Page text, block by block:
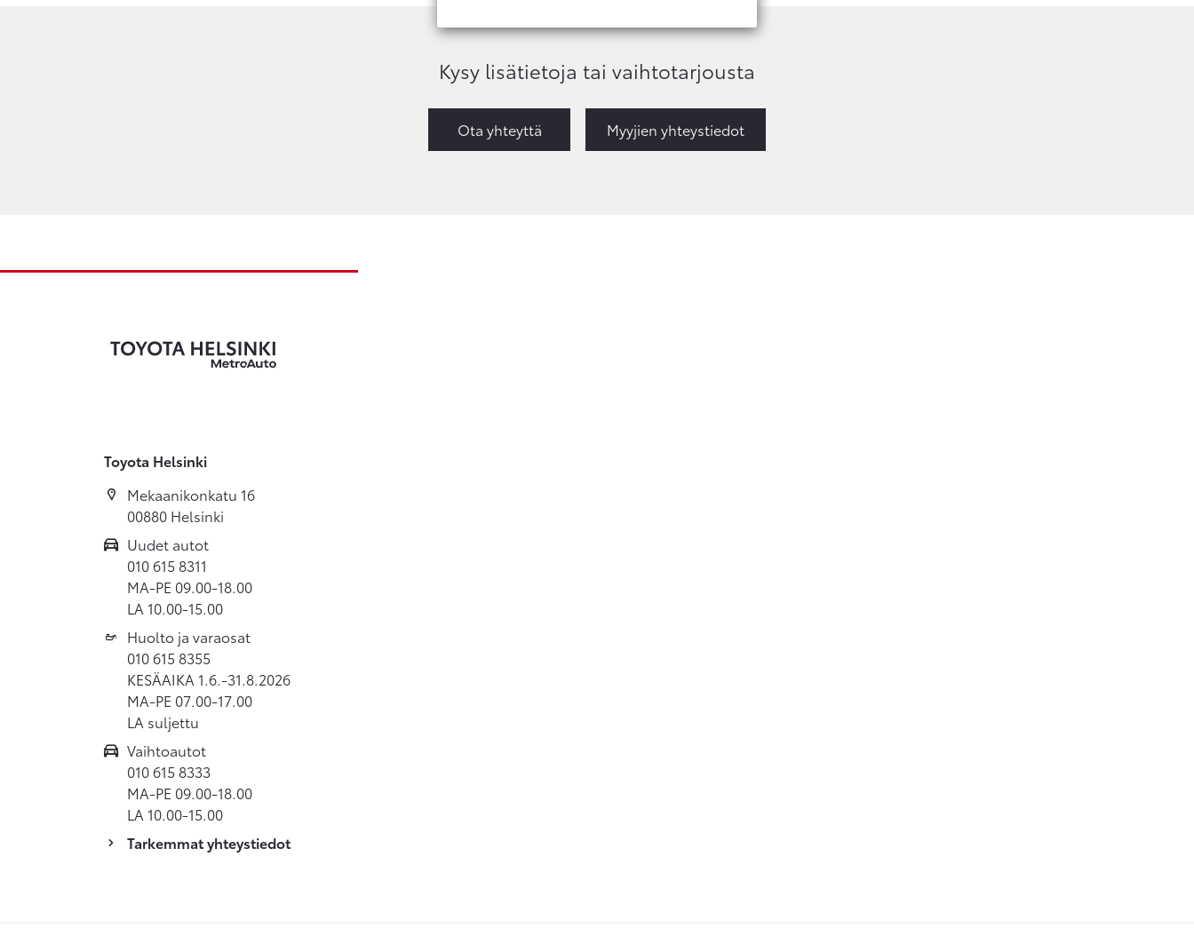
Kysy lisätietoja tai vaihtotarjousta
Ota yhteyttä Myyjien yhteystiedot
Toyota Helsinki
Mekaanikonkatu 16
00880 Helsinki
Uudet autot
010 615 8311
MA-PE 09.00-18.00
LA 10.00-15.00
Huolto ja varaosat
010 615 8355
KESÄAIKA 1.6.-31.8.2026
MA-PE 07.00-17.00
LA suljettu
Vaihtoautot
010 615 8333
MA-PE 09.00-18.00
LA 10.00-15.00
Tarkemmat yhteystiedot